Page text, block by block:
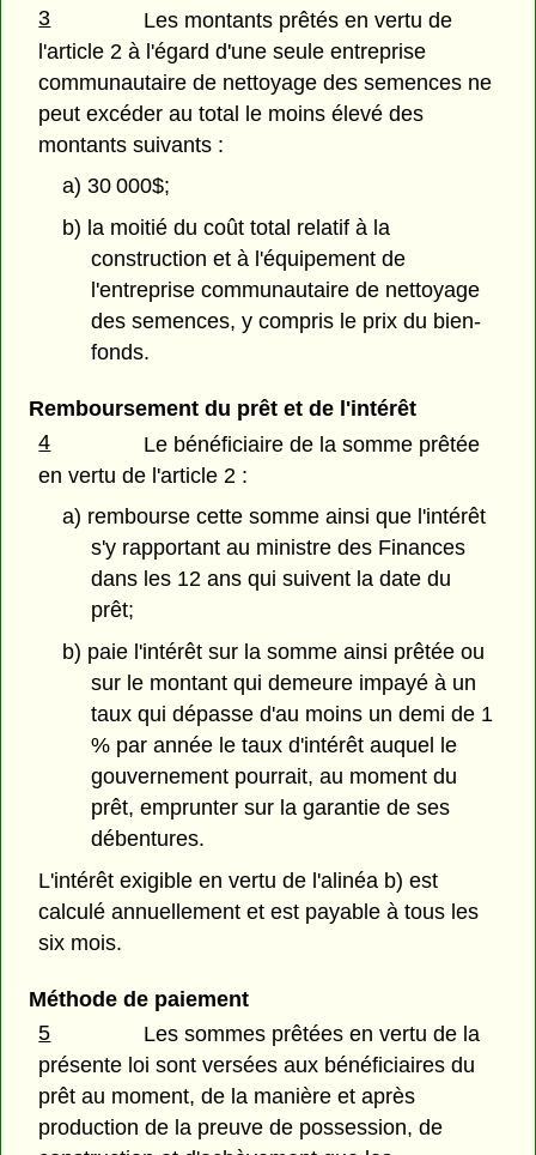
3
Les montants prêtés en vertu de
l'article 2 à l'égard d'une seule entreprise
communautaire de nettoyage des semences ne
peut excéder au total le moins élevé des
montants suivants :
a) 30 000$;
b) la moitié du coût total relatif à la
construction et à l'équipement de
l'entreprise communautaire de nettoyage
des semences, y compris le prix du bien-
fonds.
Remboursement du prêt et de l'intérêt
4
Le bénéficiaire de la somme prêtée
en vertu de l'article 2 :
a) rembourse cette somme ainsi que l'intérêt
s'y rapportant au ministre des Finances
dans les 12 ans qui suivent la date du
prêt;
b) paie l'intérêt sur la somme ainsi prêtée ou
sur le montant qui demeure impayé à un
taux qui dépasse d'au moins un demi de 1
% par année le taux d'intérêt auquel le
gouvernement pourrait, au moment du
prêt, emprunter sur la garantie de ses
débentures.
L'intérêt exigible en vertu de l'alinéa b) est
calculé annuellement et est payable à tous les
six mois.
Méthode de paiement
5
Les sommes prêtées en vertu de la
présente loi sont versées aux bénéficiaires du
prêt au moment, de la manière et après
production de la preuve de possession, de